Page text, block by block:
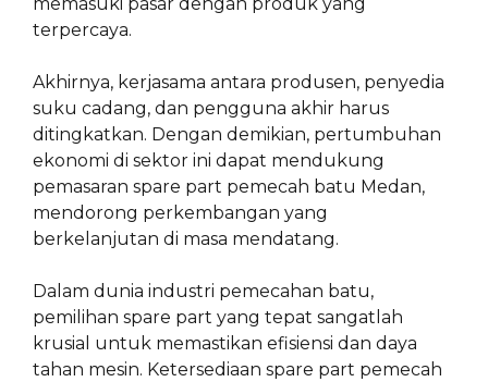
terpercaya.
Akhirnya, kerjasama antara produsen, penyedia
suku cadang, dan pengguna akhir harus
ditingkatkan. Dengan demikian, pertumbuhan
ekonomi di sektor ini dapat mendukung
pemasaran spare part pemecah batu Medan,
mendorong perkembangan yang
berkelanjutan di masa mendatang.
Dalam dunia industri pemecahan batu,
pemilihan spare part yang tepat sangatlah
krusial untuk memastikan efisiensi dan daya
tahan mesin. Ketersediaan spare part pemecah